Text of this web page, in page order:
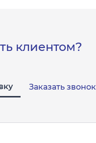
клиентом?
Заказать звонок